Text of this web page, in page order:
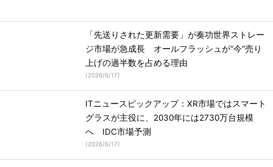
「先送りされた更新需要」が奏功世界ストレー
ジ市場が急成長 オールフラッシュが“今”売り
上げの過半数を占める理由
(2026/6/17)
ITニュースピックアップ：XR市場ではスマート
グラスが主役に、2030年には2730万台規模
へ IDC市場予測
(2026/6/17)